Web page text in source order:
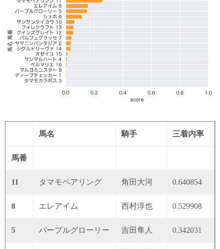
馬名 騎手 三着内率
馬番
11 タマモペアリング 角田大河 0.640854
8 エレアイム 西村淳也 0.529908
5 パープルグローリー 吉田隼人 0.342031